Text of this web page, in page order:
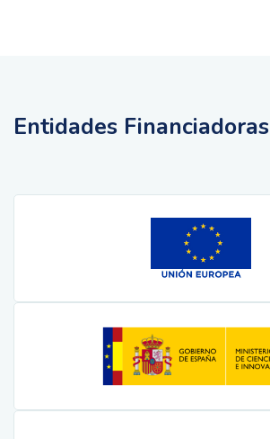
Entidades Financiadoras